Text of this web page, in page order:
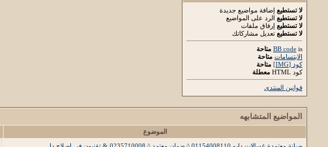
لا تستطيع إضافة مواضيع جديدة
لا تستطيع الرد على المواضيع
لا تستطيع إرفاق ملفات
لا تستطيع تعديل مشاركاتك
BB code is
متاحة
الابتسامات متاحة
كود [IMG]
متاحة
كود HTML
معطلة
قوانين المنتدى
المواضيع المتشابهه
الموضوع